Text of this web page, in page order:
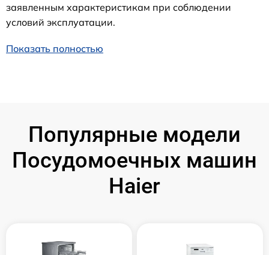
заявленным характеристикам при соблюдении
условий эксплуатации.
Показать полностью
Популярные модели
Посудомоечных машин
Haier